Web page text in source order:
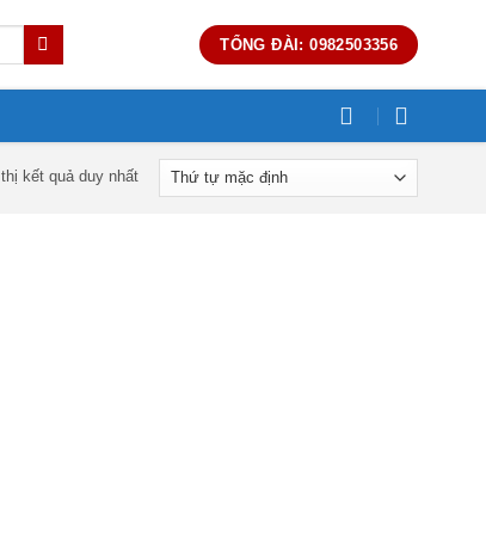
TỔNG ĐÀI: 0982503356
thị kết quả duy nhất